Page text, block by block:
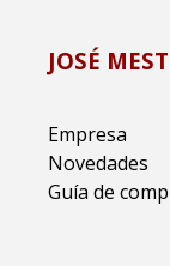
JOSÉ
Empresa
Novedades
Guía de